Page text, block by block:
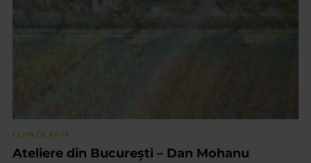
CLIPA DE ARTA
Ateliere din București – Dan Mohanu